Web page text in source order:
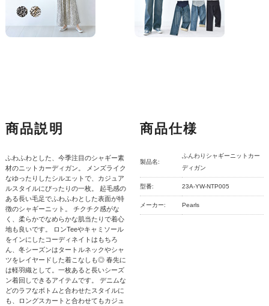
商品説明
ふわふわとした、今季注目のシャギー素
材のニットカーディガン。 メンズライク
なゆったりしたシルエットで、カジュア
ルスタイルにぴったりの一枚。 起毛感の
ある長い毛足でふわふわとした表面が特
徴のシャギーニット。 チクチク感がな
く、柔らかでなめらかな肌当たりで着心
地も良いです。 ロンTeeやキャミソール
をインにしたコーディネイトはもちろ
ん、冬シーズンはタートルネックやシャ
ツをレイヤードした着こなしも◎ 春先に
は軽羽織として。一枚あると長いシーズ
ン着回しできるアイテムです。 デニムな
どのラフなボトムと合わせたスタイルに
も、ロングスカートと合わせてもカジュ
商品仕様
製品名:
ふんわりシャギーニットカー
ディガン
型番: 23A-YW-NTP005
メーカー: Pearls